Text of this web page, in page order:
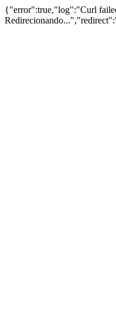
{"error":true,"log":"Curl